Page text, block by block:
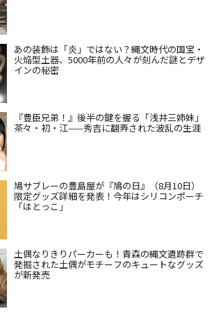
あの装飾は「炎」ではない？縄文時代の国宝・
火焔型土器、5000年前の人々が刻んだ謎とデザ
インの秘密
『豊臣兄弟！』後半の鍵を握る「浅井三姉妹」
茶々・初・江——秀吉に翻弄された波乱の生涯
鳩サブレーの豊島屋が『鳩の日』（8月10日）
限定グッズ詳細を発表！今年はシリコンポーチ
「はとっこ」
土偶なりきりパーカーも！青森の縄文遺跡群で
発掘された土偶がモチーフのキュートなグッズ
が新発売